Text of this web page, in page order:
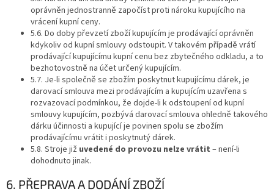
oprávněn jednostranně započíst proti nároku kupujícího na
vrácení kupní ceny.
5.6. Do doby převzetí zboží kupujícím je prodávající oprávněn
kdykoliv od kupní smlouvy odstoupit. V takovém případě vrátí
prodávající kupujícímu kupní cenu bez zbytečného odkladu, a to
bezhotovostně na účet určený kupujícím.
5.7. Je-li společně se zbožím poskytnut kupujícímu dárek, je
darovací smlouva mezi prodávajícím a kupujícím uzavřena s
rozvazovací podmínkou, že dojde-li k odstoupení od kupní
smlouvy kupujícím, pozbývá darovací smlouva ohledně takového
dárku účinnosti a kupující je povinen spolu se zbožím
prodávajícímu vrátit i poskytnutý dárek.
5.8. Stroje již uvedené do provozu nelze vrátit – není-li
dohodnuto jinak.
6. PŘEPRAVA A DODÁNÍ ZBOŽÍ